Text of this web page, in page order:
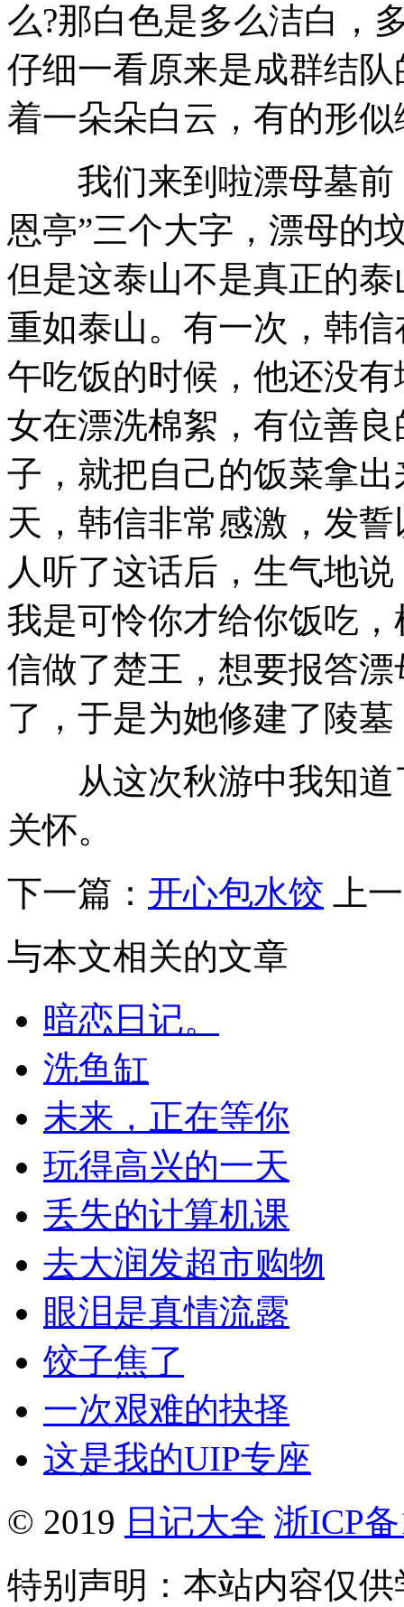
么?那白色是多么洁白，
仔细一看原来是成群结
着一朵朵白云，有的形
我们来到啦漂母墓前
恩亭”三个大字，漂母的
但是这泰山不是真正的
重如泰山。有一次，韩
午吃饭的时候，他还没
女在漂洗棉絮，有位善
子，就把自己的饭菜拿
天，韩信非常感激，发
人听了这话后，生气地
我是可怜你才给你饭吃
信做了楚王，想要报答
了，于是为她修建了陵
从这次秋游中我知道
关怀。
下一篇： 开心包水饺
上
与本文相关的文章
暗恋日记。
洗鱼缸
未来，正在等你
玩得高兴的一天
丢失的计算机课
去大润发超市购物
眼泪是真情流露
饺子焦了
一次艰难的抉择
这是我的UIP专座
© 2019 日记大全 浙ICP
特别声明：本站内容仅